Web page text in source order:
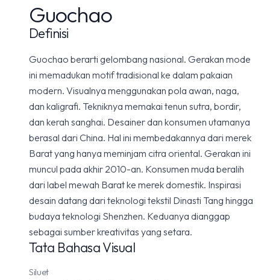
Guochao
Definisi
Guochao berarti gelombang nasional. Gerakan mode
ini memadukan motif tradisional ke dalam pakaian
modern. Visualnya menggunakan pola awan, naga,
dan kaligrafi. Tekniknya memakai tenun sutra, bordir,
dan kerah sanghai. Desainer dan konsumen utamanya
berasal dari China. Hal ini membedakannya dari merek
Barat yang hanya meminjam citra oriental. Gerakan ini
muncul pada akhir 2010-an. Konsumen muda beralih
dari label mewah Barat ke merek domestik. Inspirasi
desain datang dari teknologi tekstil Dinasti Tang hingga
budaya teknologi Shenzhen. Keduanya dianggap
sebagai sumber kreativitas yang setara.
Tata Bahasa Visual
Siluet